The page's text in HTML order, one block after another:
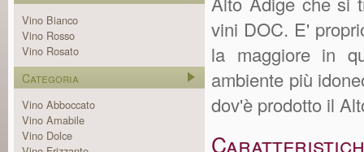
Vino Bianco
Vino Rosso
Vino Rosato
Categoria
Vino Abboccato
Vino Amabile
Vino Dolce
vini DOC. E'
la maggiore in
ambiente più
dov'è prodotto il